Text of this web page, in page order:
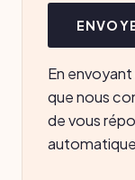
En
que nous
de vous